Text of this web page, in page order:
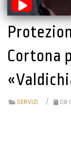
Cortona
SERVIZI 08